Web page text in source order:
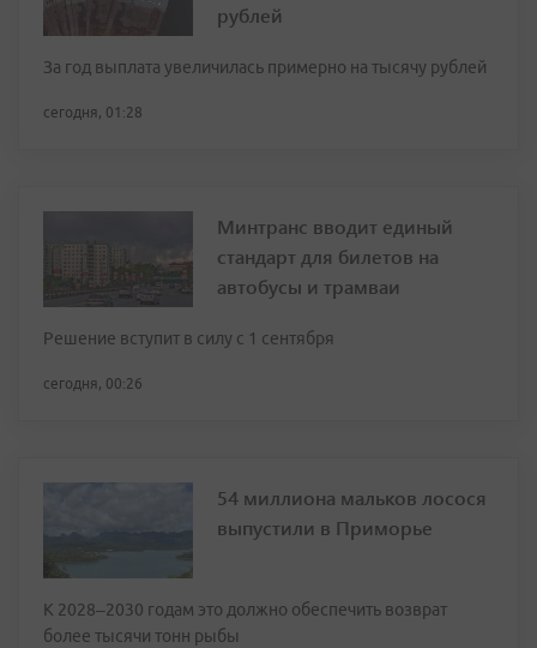
рублей
За год выплата увеличилась примерно на тысячу рублей
сегодня, 01:28
Минтранс вводит единый
стандарт для билетов на
автобусы и трамваи
Решение вступит в силу с 1 сентября
сегодня, 00:26
54 миллиона мальков лосося
выпустили в Приморье
К 2028–2030 годам это должно обеспечить возврат
более тысячи тонн рыбы